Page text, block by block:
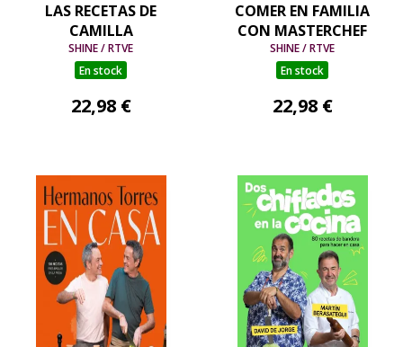
LAS RECETAS DE
CAMILLA
SHINE / RTVE
En stock
22,98 €
COMER EN FAMILIA
CON MASTERCHEF
SHINE / RTVE
En stock
22,98 €